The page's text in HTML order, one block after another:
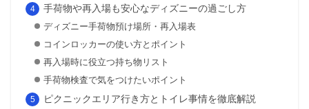
手荷物や再入場も安心なディズニーの過ごし方
ディズニー手荷物預け場所・再入場表
コインロッカーの使い方とポイント
再入場時に役立つ持ち物リスト
手荷物検査で気をつけたいポイント
ピクニックエリア行き方とトイレ事情を徹底解説